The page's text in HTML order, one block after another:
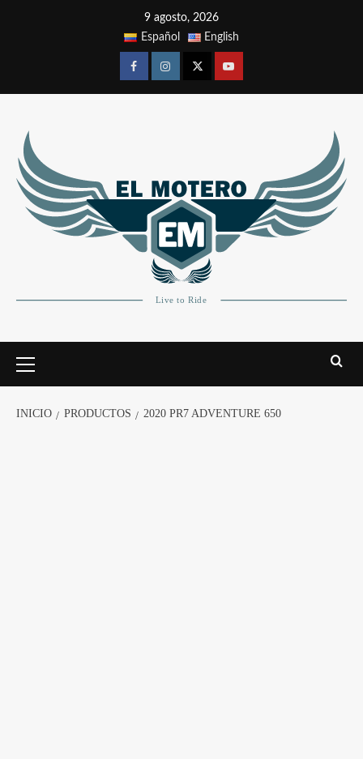
9 agosto, 2026
Español
English
INICIO PRODUCTOS 2020 PR7 ADVENTURE 650